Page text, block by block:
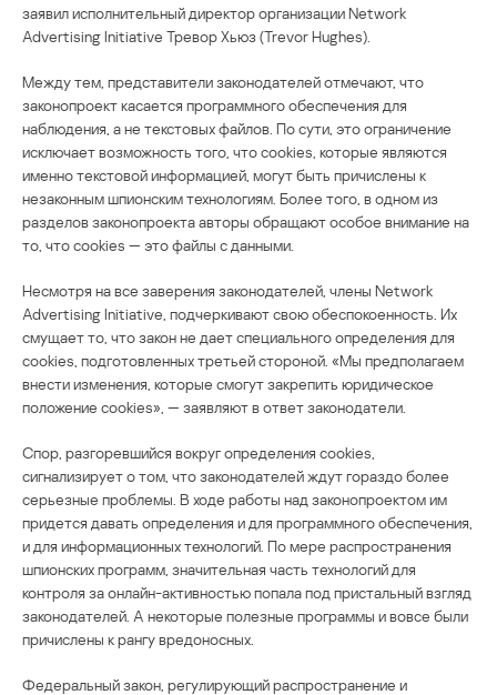
заявил исполнительный директор организации Network
Advertising Initiative Тревор Хьюз (Trevor Hughes).
Между тем, представители законодателей отмечают, что
законопроект касается программного обеспечения для
наблюдения, а не текстовых файлов. По сути, это ограничение
исключает возможность того, что cookies, которые являются
именно текстовой информацией, могут быть причислены к
незаконным шпионским технологиям. Более того, в одном из
разделов законопроекта авторы обращают особое внимание на
то, что cookies — это файлы с данными.
Несмотря на все заверения законодателей, члены Network
Advertising Initiative, подчеркивают свою обеспокоенность. Их
смущает то, что закон не дает специального определения для
cookies, подготовленных третьей стороной. «Мы предполагаем
внести изменения, которые смогут закрепить юридическое
положение cookies», — заявляют в ответ законодатели.
Спор, разгоревшийся вокруг определения cookies,
сигнализирует о том, что законодателей ждут гораздо более
серьезные проблемы. В ходе работы над законопроектом им
придется давать определения и для программного обеспечения,
и для информационных технологий. По мере распространения
шпионских программ, значительная часть технологий для
контроля за онлайн-активностью попала под пристальный взгляд
законодателей. А некоторые полезные программы и вовсе были
причислены к рангу вредоносных.
Федеральный закон, регулирующий распространение и